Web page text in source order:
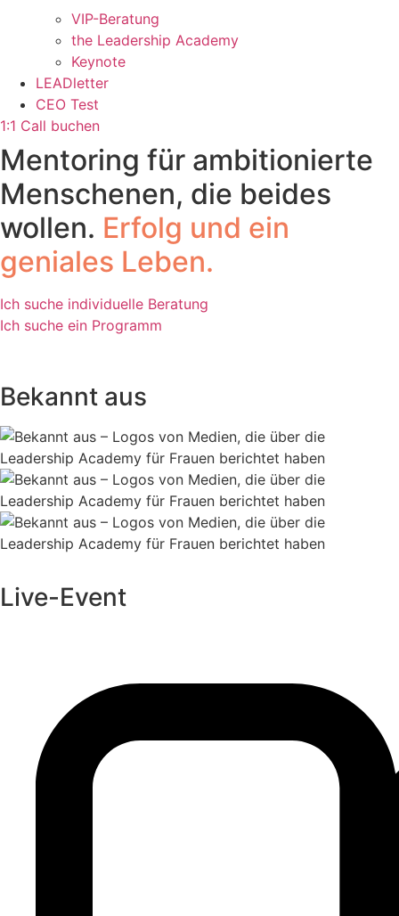
VIP-Beratung
the Leadership Academy
Keynote
LEADletter
CEO Test
1:1 Call buchen
Mentoring für ambitionierte
Menschenen, die beides
wollen. Erfolg und ein
geniales Leben.
Ich suche individuelle Beratung
Ich suche ein Programm
Bekannt aus
Live-Event